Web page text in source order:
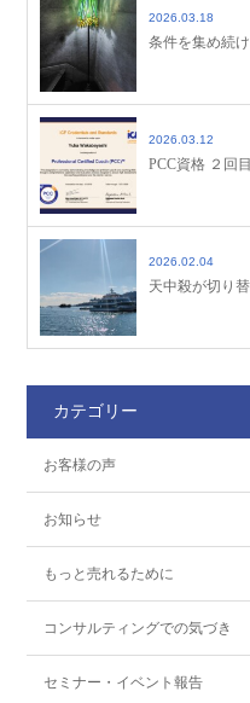
2026.03.18
条件を集め続
2026.03.12
PCC資格 ２回
2026.02.04
天中殺が切り
カテゴリー
お客様の声
お知らせ
もっと売れるために
コンサルティングでの気づき
セミナー・イベント報告